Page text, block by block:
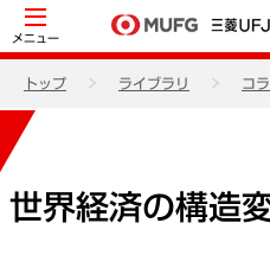
メニュー
トップ ライブラリ コ
世界経済の構造